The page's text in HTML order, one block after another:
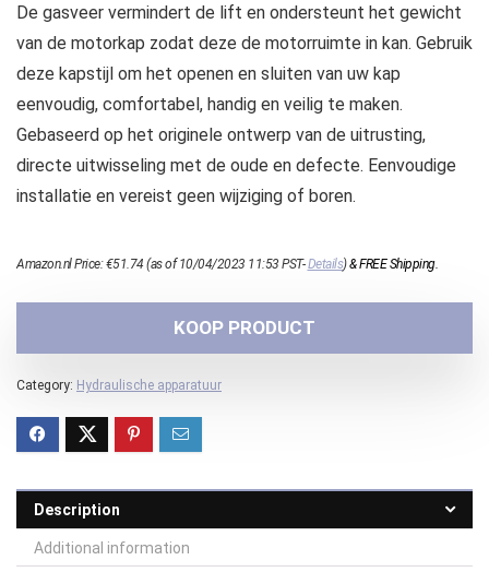
De gasveer vermindert de lift en ondersteunt het gewicht
van de motorkap zodat deze de motorruimte in kan. Gebruik
deze kapstijl om het openen en sluiten van uw kap
eenvoudig, comfortabel, handig en veilig te maken.
Gebaseerd op het originele ontwerp van de uitrusting,
directe uitwisseling met de oude en defecte. Eenvoudige
installatie en vereist geen wijziging of boren.
Amazon.nl Price:€51.74 (as of 10/04/2023 11:53 PST-Details)&FREE Shipping.
KOOP PRODUCT
Category: Hydraulische apparatuur
Description
Additional information